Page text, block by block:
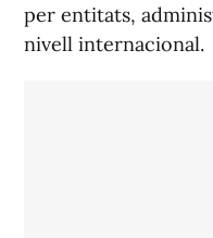
per entitats,
nivell internacional.